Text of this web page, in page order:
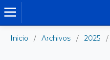
Inicio / Archivos / 2025 /